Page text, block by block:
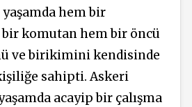
hem bir
komutan hem bir öncü
ve birikimini kendisinde
sahipti. Askeri
acayip bir çalışma